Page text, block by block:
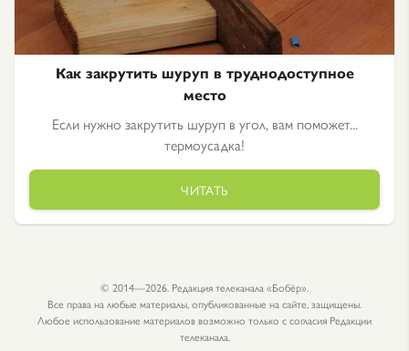
Как закрутить шуруп в труднодоступное
место
Если нужно закрутить шуруп в угол, вам поможет...
термоусадка!
ЧИТАТЬ
© 2014—2026. Редакция телеканала «Бобёр».
Все права на любые материалы, опубликованные на сайте, защищены.
Любое использование материалов возможно только с согласия Редакции
телеканала.